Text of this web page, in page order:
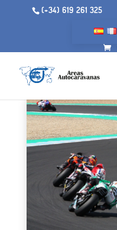
(+34) 619 261 325